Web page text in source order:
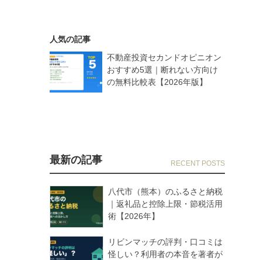
不動産投資セカンドオピニオン
おすすめ5選｜断れない方向け
の無料比較表【2026年版】
人気の記事
最新の記事
八代市（熊本）のふるさと納税
｜返礼品と控除上限・節税活用
術【2026年】
リビンマッチの評判・口コミは
怪しい？利用者の本音を著者が